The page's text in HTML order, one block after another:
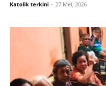
Katolik terkini 27 Mei, 2026